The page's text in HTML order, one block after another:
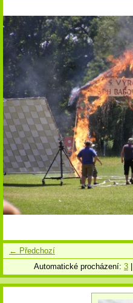
← Předchozí
Automatické procházení: 3